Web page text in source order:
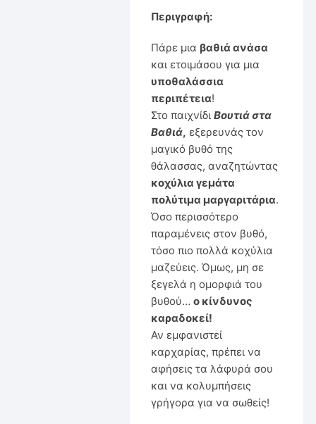
Περιγραφή:
Πάρε μια βαθιά ανάσα
και ετοιμάσου για μια
υποθαλάσσια
περιπέτεια!
Στο παιχνίδι Βουτιά στα
Βαθιά, εξερευνάς τον
μαγικό βυθό της
θάλασσας, αναζητώντας
κοχύλια γεμάτα
πολύτιμα μαργαριτάρια.
Όσο περισσότερο
παραμένεις στον βυθό,
τόσο πιο πολλά κοχύλια
μαζεύεις. Όμως, μη σε
ξεγελά η ομορφιά του
βυθού… ο κίνδυνος
καραδοκεί!
Αν εμφανιστεί
καρχαρίας, πρέπει να
αφήσεις τα λάφυρά σου
και να κολυμπήσεις
γρήγορα για να σωθείς!